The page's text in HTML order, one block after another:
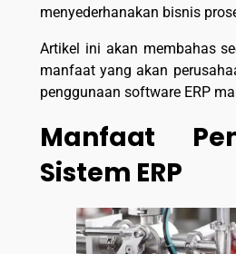
menyederhanakan bisnis
Artikel ini akan membahas
manfaat yang akan
penggunaan software ERP
Manfaat
Sistem ERP